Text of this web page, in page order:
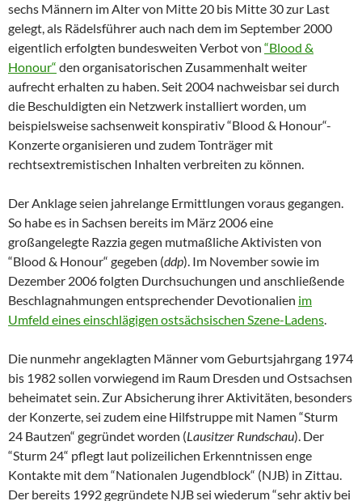
sechs Männern im Alter von Mitte 20 bis Mitte 30 zur Last
gelegt, als Rädelsführer auch nach dem im September 2000
eigentlich erfolgten bundesweiten Verbot von “Blood &
Honour“ den organisatorischen Zusammenhalt weiter
aufrecht erhalten zu haben. Seit 2004 nachweisbar sei durch
die Beschuldigten ein Netzwerk installiert worden, um
beispielsweise sachsenweit konspirativ “Blood & Honour“-
Konzerte organisieren und zudem Tonträger mit
rechtsextremistischen Inhalten verbreiten zu können.
Der Anklage seien jahrelange Ermittlungen voraus gegangen.
So habe es in Sachsen bereits im März 2006 eine
großangelegte Razzia gegen mutmaßliche Aktivisten von
“Blood & Honour“ gegeben (ddp). Im November sowie im
Dezember 2006 folgten Durchsuchungen und anschließende
Beschlagnahmungen entsprechender Devotionalien im
Umfeld eines einschlägigen ostsächsischen Szene-Ladens.
Die nunmehr angeklagten Männer vom Geburtsjahrgang 1974
bis 1982 sollen vorwiegend im Raum Dresden und Ostsachsen
beheimatet sein. Zur Absicherung ihrer Aktivitäten, besonders
der Konzerte, sei zudem eine Hilfstruppe mit Namen “Sturm
24 Bautzen“ gegründet worden (Lausitzer Rundschau). Der
“Sturm 24“ pflegt laut polizeilichen Erkenntnissen enge
Kontakte mit dem “Nationalen Jugendblock“ (NJB) in Zittau.
Der bereits 1992 gegründete NJB sei wiederum “sehr aktiv bei